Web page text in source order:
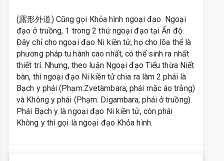
(露形外道) Cũng gọi Khỏa hình ngoại đạo. Ngoại
đạo ở truồng, 1 trong 2 thứ ngoại đạo tại Ấn độ.
Đây chỉ cho ngoại đạo Ni kiền tử, họ cho lõa thể là
phương pháp tu hành cao nhất, có thể sinh ra nhất
thiết trí. Nhưng, theo luận Ngoại đạo Tiểu thừa Niết
bàn, thì ngoại đạo Ni kiền tử chia ra làm 2 phái là
Bạch y phái (Phạm:Zvetàmbara, phái mặc áo trắng)
và Không y phái (Phạm: Digambara, phái ở truồng).
Phái Bạch y là ngoại đạo Ni kiền tử, còn phái
Không y thì gọi là ngoại đạo Khỏa hình.